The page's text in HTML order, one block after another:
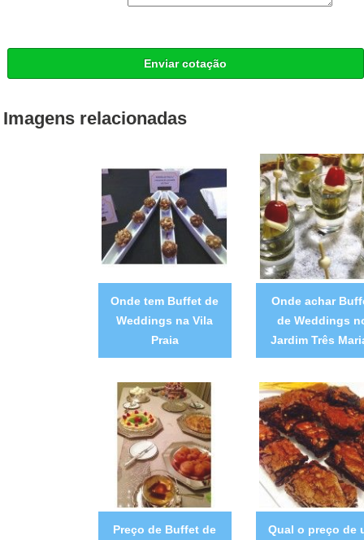
Enviar cotação
Imagens relacionadas
Onde tem Buffet de
Weddings na Vila
Praia
Onde achar
de Weddings
Jardim Três
Preço de Buffet de
Qual o preço de